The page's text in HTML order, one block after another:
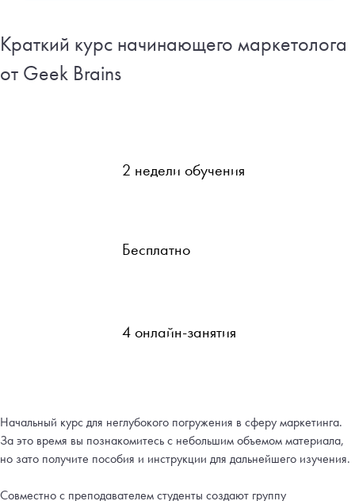
Краткий курс начинающего маркетолога
от Geek Brains
2 недели обучения
Бесплатно
4 онлайн-занятия
Начальный курс для неглубокого погружения в сферу маркетинга.
За это время вы познакомитесь с небольшим объемом материала,
но зато получите пособия и инструкции для дальнейшего изучения.
Совместно с преподавателем студенты создают группу